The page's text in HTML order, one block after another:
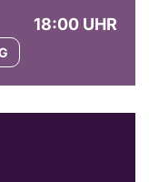
18:00 UHR